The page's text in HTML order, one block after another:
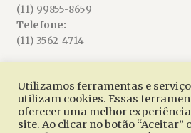
(11) 99855-8659
Telefone:
(11) 3562-4714
© Artesanato Educacional 2026
Utilizamos ferramentas e
utilizam cookies. Essas
oferecer uma melhor
site. Ao clicar no botão “Aceitar”